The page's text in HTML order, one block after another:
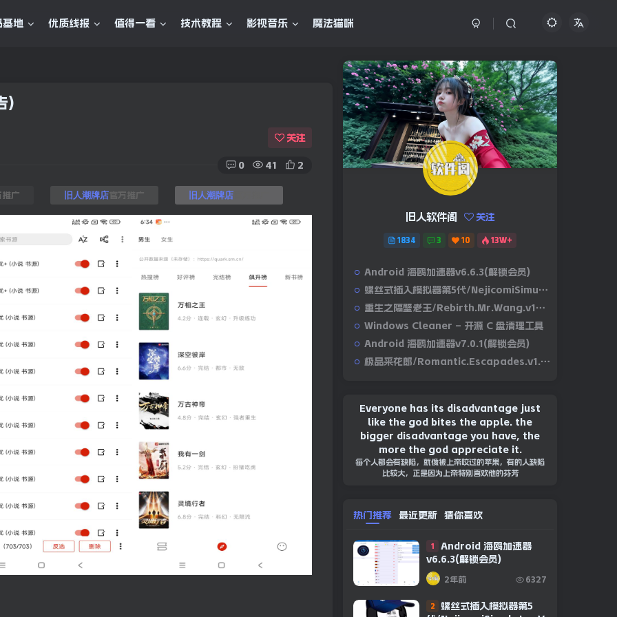
基地 优质线报 值得一看 技术教程 影视音乐 魔法猫咪
)
关注
0 41 2
广 旧人潮牌店官方推广 旧人潮牌店官方推广
旧人软件阁 关注
1834 3 10 13W+
Android 海鸥加速器v6.6.3(解锁会员)
螺丝式插入模拟器第5代/NejicomiSimulator.Vol.5.v1.0.2
重生之隔壁老王/Rebirth.Mr.Wang.v10032020
Windows Cleaner – 开源 C 盘清理工具
Android 海鸥加速器v7.0.1(解锁会员)
极品采花郎/Romantic.Escapades.v1.2.1
Everyone has its disadvantage just
like the god bites the apple. the
bigger disadvantage you have, the
more the god appreciate it.
每个人都会有缺陷，就像被上帝咬过的苹果，有的人缺陷
比较大，正是因为上帝特别喜欢他的芬芳
热门推荐 最近更新 猜你喜欢
1
Android 海鸥加速器
v6.6.3(解锁会员)
2年前 6327
2
螺丝式插入模拟器第5